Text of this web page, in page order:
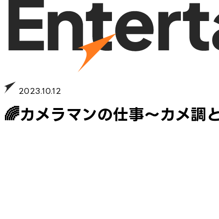
2023.10.12
🌈カメラマンの仕事～カメ調